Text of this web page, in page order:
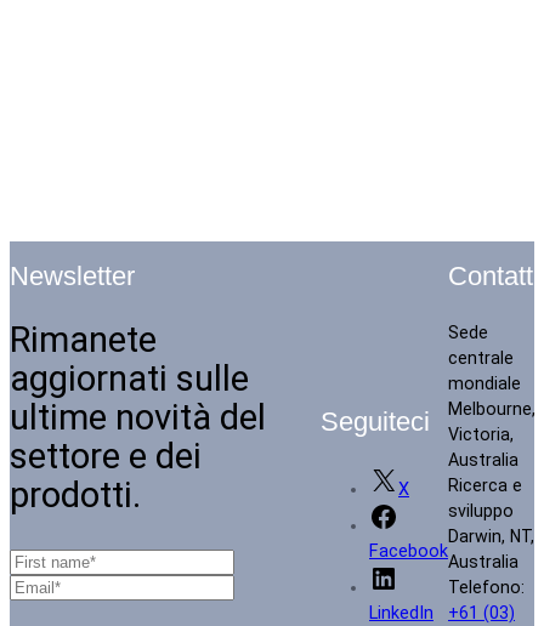
Newsletter
Rimanete
aggiornati sulle
ultime novità del
settore e dei
prodotti.
Seguiteci
X
Facebook
LinkedIn
Contatti
Sede
centrale
mondiale
Melbourne,
Victoria,
Australia
Ricerca e
sviluppo
Darwin, NT,
Australia
Telefono:
+61 (03)